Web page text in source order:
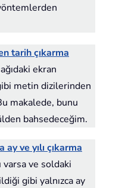
tarih çıkarma
ekran
metin dizilerinden
makalede, bunu
bahsedeceğim.
ve yılı çıkarma
ve soldaki
gibi yalnızca ay